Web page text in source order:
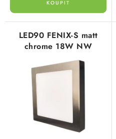
Otevírací doba výdejny
Ochrana osobních údajů
LED90 FENIX-S matt
chrome 18W NW